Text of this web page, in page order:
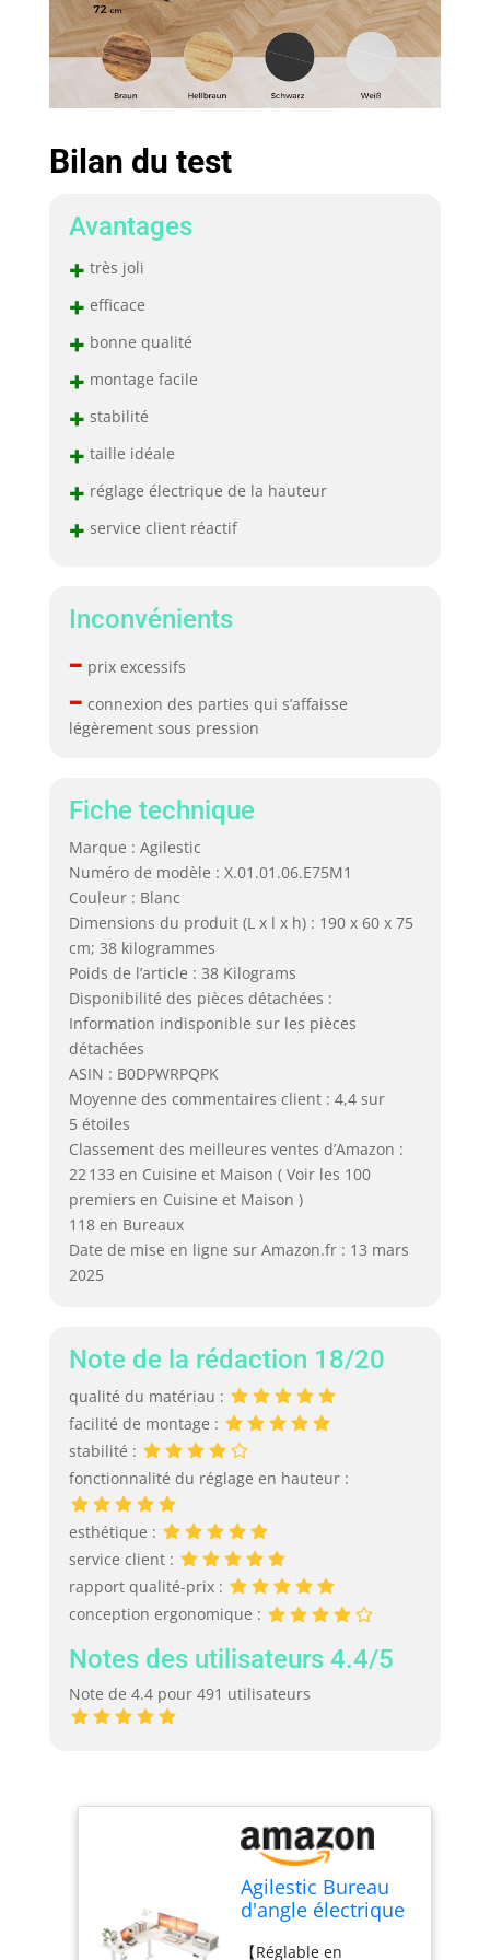
Bilan du test
Avantages
+ très joli
+ efficace
+ bonne qualité
+ montage facile
+ stabilité
+ taille idéale
+ réglage électrique de la hauteur
+ service client réactif
Inconvénients
– prix excessifs
– connexion des parties qui s’affaisse
légèrement sous pression
Fiche technique
Marque : Agilestic
Numéro de modèle : X.01.01.06.E75M1
Couleur : Blanc
Dimensions du produit (L x l x h) : 190 x 60 x 75
cm; 38 kilogrammes
Poids de l’article : 38 Kilograms
Disponibilité des pièces détachées :
Information indisponible sur les pièces
détachées
ASIN : B0DPWRPQPK
Moyenne des commentaires client : 4,4 sur
5 étoiles
Classement des meilleures ventes d’Amazon :
22 133 en Cuisine et Maison ( Voir les 100
premiers en Cuisine et Maison )
118 en Bureaux
Date de mise en ligne sur Amazon.fr : 13 mars
2025
Note de la rédaction 18/20
qualité du matériau :
facilité de montage :
stabilité :
fonctionnalité du réglage en hauteur :
esthétique :
service client :
rapport qualité-prix :
conception ergonomique :
Notes des utilisateurs 4.4/5
Note de 4.4 pour 491 utilisateurs
Agilestic Bureau
d'angle électrique
【Réglable en